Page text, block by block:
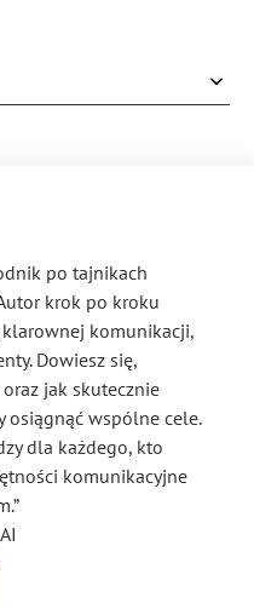
po tajnikach
krok po kroku
komunikacji,
Dowiesz się,
jak skutecznie
osiągnąć wspólne cele.
dla każdego, kto
komunikacyjne